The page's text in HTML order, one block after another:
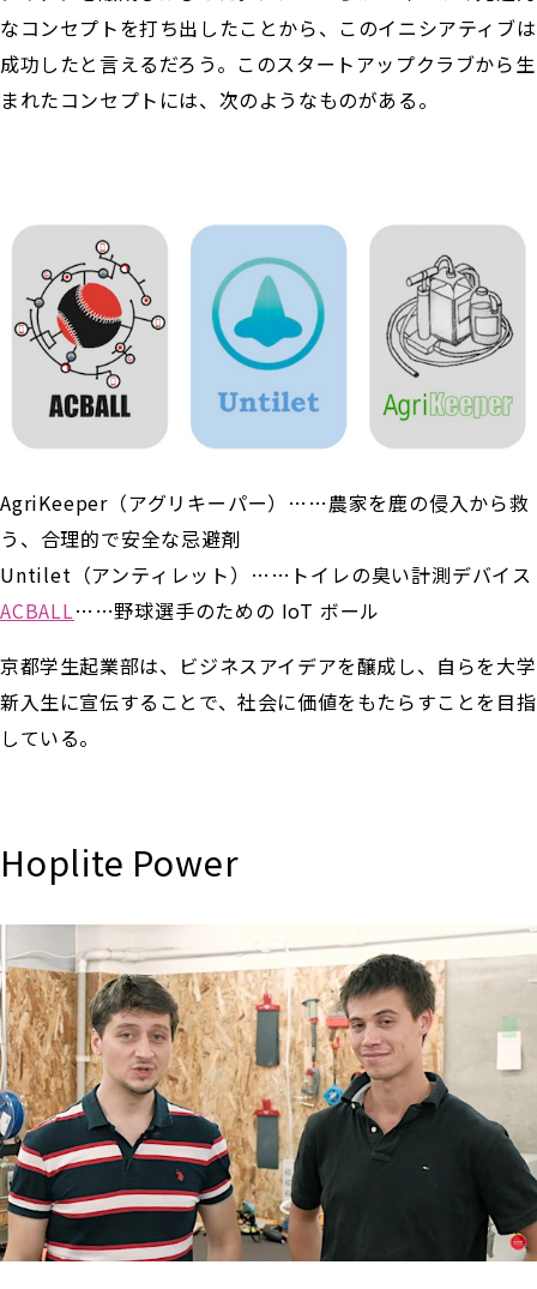
なコンセプトを打ち出したことから、このイニシアティブは
成功したと言えるだろう。このスタートアップクラブから生
まれたコンセプトには、次のようなものがある。
AgriKeeper（アグリキーパー）……農家を鹿の侵入から救
う、合理的で安全な忌避剤
Untilet（アンティレット）……トイレの臭い計測デバイス
ACBALL……野球選手のための IoT ボール
京都学生起業部は、ビジネスアイデアを醸成し、自らを大学
新入生に宣伝することで、社会に価値をもたらすことを目指
している。
Hoplite Power